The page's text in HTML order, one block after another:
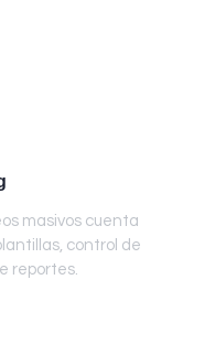
masivos cuenta
control de
reportes.